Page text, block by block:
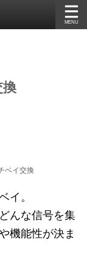
ベイ交換
イ。
んな信号を集
機能性が決ま